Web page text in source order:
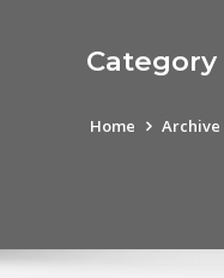
Home Archive